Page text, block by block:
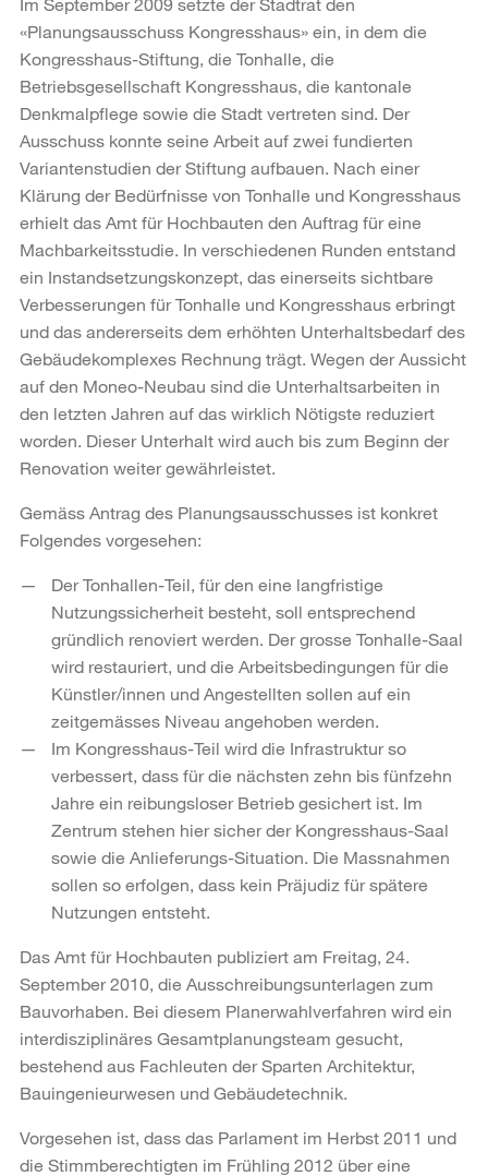
«Planungsausschuss Kongresshaus» ein, in dem die
Kongresshaus-Stiftung, die Tonhalle, die
Betriebsgesellschaft Kongresshaus, die kantonale
Denkmalpflege sowie die Stadt vertreten sind. Der
Ausschuss konnte seine Arbeit auf zwei fundierten
Variantenstudien der Stiftung aufbauen. Nach einer
Klärung der Bedürfnisse von Tonhalle und Kongresshaus
erhielt das Amt für Hochbauten den Auftrag für eine
Machbarkeitsstudie. In verschiedenen Runden entstand
ein Instandsetzungskonzept, das einerseits sichtbare
Verbesserungen für Tonhalle und Kongresshaus erbringt
und das andererseits dem erhöhten Unterhaltsbedarf des
Gebäudekomplexes Rechnung trägt. Wegen der Aussicht
auf den Moneo-Neubau sind die Unterhaltsarbeiten in
den letzten Jahren auf das wirklich Nötigste reduziert
worden. Dieser Unterhalt wird auch bis zum Beginn der
Renovation weiter gewährleistet.
Gemäss Antrag des Planungsausschusses ist konkret
Folgendes vorgesehen:
Der Tonhallen-Teil, für den eine langfristige
Nutzungssicherheit besteht, soll entsprechend
gründlich renoviert werden. Der grosse Tonhalle-Saal
wird restauriert, und die Arbeitsbedingungen für die
Künstler/innen und Angestellten sollen auf ein
zeitgemässes Niveau angehoben werden.
Im Kongresshaus-Teil wird die Infrastruktur so
verbessert, dass für die nächsten zehn bis fünfzehn
Jahre ein reibungsloser Betrieb gesichert ist. Im
Zentrum stehen hier sicher der Kongresshaus-Saal
sowie die Anlieferungs-Situation. Die Massnahmen
sollen so erfolgen, dass kein Präjudiz für spätere
Nutzungen entsteht.
Das Amt für Hochbauten publiziert am Freitag, 24.
September 2010, die Ausschreibungsunterlagen zum
Bauvorhaben. Bei diesem Planerwahlverfahren wird ein
interdisziplinäres Gesamtplanungsteam gesucht,
bestehend aus Fachleuten der Sparten Architektur,
Bauingenieurwesen und Gebäudetechnik.
Vorgesehen ist, dass das Parlament im Herbst 2011 und
die Stimmberechtigten im Frühling 2012 über eine